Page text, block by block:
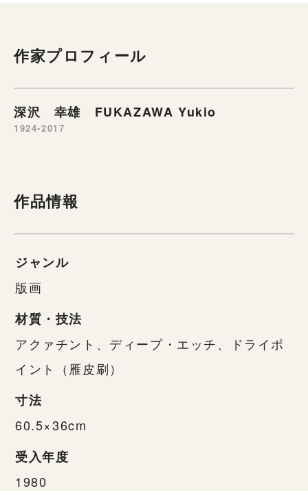
作家プロフィール
深沢 幸雄 FUKAZAWA Yukio
1924-2017
作品情報
ジャンル
版画
材質・技法
アクァチント、ディープ・エッチ、ドライポ
イント（雁皮刷）
寸法
60.5×36cm
受入年度
1980